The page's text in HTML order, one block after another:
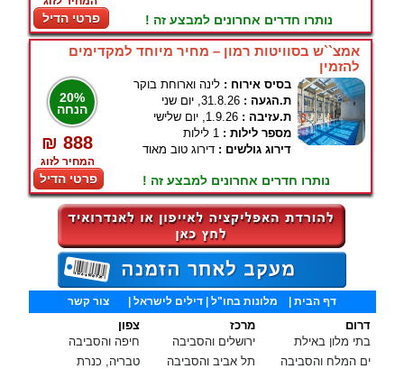
פרטי הדיל נותרו חדרים אחרונים למבצע זה !
אמצ``ש בסוויטות רמון – מחיר מיוחד למקדימים
להזמין
20%
הנחה
₪ 888
המחיר לזוג
פרטי הדיל
בסיס אירוח : לינה וארוחת בוקר
ת.הגעה : 31.8.26, יום שני
ת.עזיבה : 1.9.26, יום שלישי
מספר לילות : 1 לילות
דירוג גולשים : דירוג טוב מאוד
נותרו חדרים אחרונים למבצע זה !
דף הבית מלונות בחו"ל | דילים לישראל | צור קשר
צפון
חיפה והסביבה
טבריה, כנרת
מרכז
ירושלים והסביבה
תל אביב והסביבה
דרום
בתי מלון באילת
ים המלח והסביבה